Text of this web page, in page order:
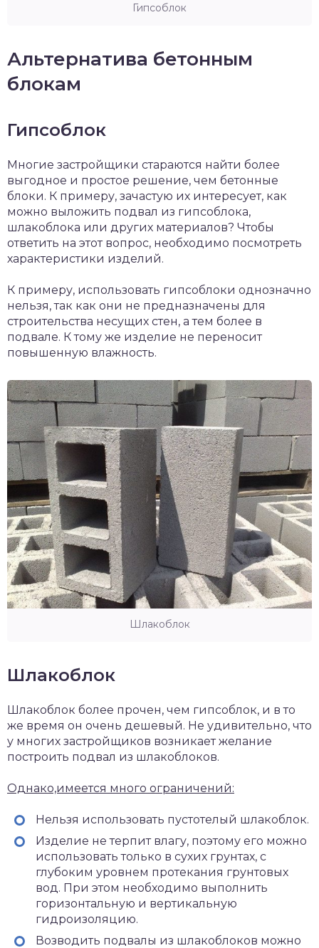
Гипсоблок
Альтернатива бетонным
блокам
Гипсоблок
Многие застройщики стараются найти более
выгодное и простое решение, чем бетонные
блоки. К примеру, зачастую их интересует, как
можно выложить подвал из гипсоблока,
шлакоблока или других материалов? Чтобы
ответить на этот вопрос, необходимо посмотреть
характеристики изделий.
К примеру, использовать гипсоблоки однозначно
нельзя, так как они не предназначены для
строительства несущих стен, а тем более в
подвале. К тому же изделие не переносит
повышенную влажность.
Шлакоблок
Шлакоблок
Шлакоблок более прочен, чем гипсоблок, и в то
же время он очень дешевый. Не удивительно, что
у многих застройщиков возникает желание
построить подвал из шлакоблоков.
Однако,имеется много ограничений:
Нельзя использовать пустотелый шлакоблок.
Изделие не терпит влагу, поэтому его можно
использовать только в сухих грунтах, с
глубоким уровнем протекания грунтовых
вод. При этом необходимо выполнить
горизонтальную и вертикальную
гидроизоляцию.
Возводить подвалы из шлакоблоков можно